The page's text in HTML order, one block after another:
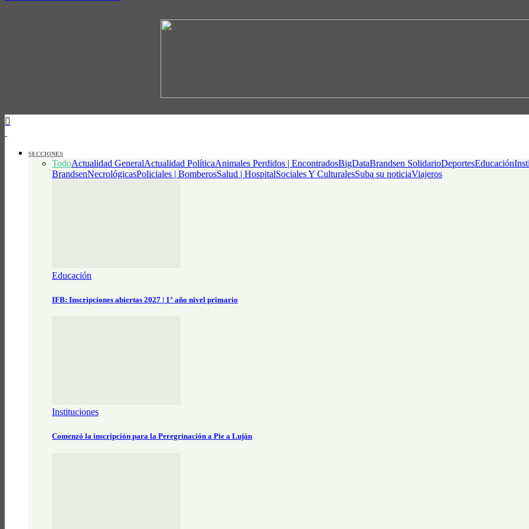
SECCIONES
TodoActualidad GeneralActualidad PolíticaAnimales Perdidos | EncontradosBigDataBrandsen SolidarioDeportesEducación
BrandsenNecrológicasPoliciales | BomberosSalud | HospitalSociales Y CulturalesSuba su noticiaViajeros
Educación
IFB: Inscripciones abiertas 2027 | 1° año nivel primario
Instituciones
Comenzó la inscripción para la Peregrinación a Pie a Luján